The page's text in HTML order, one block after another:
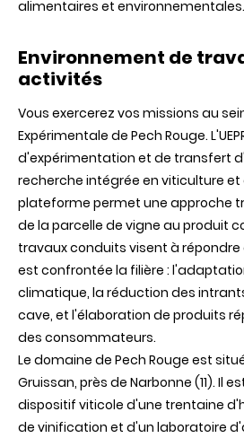
alimentaires et environnementales.
Environnement de
activités
Vous exercerez vos missions au
Expérimentale de Pech Rouge.
d'expérimentation et de transfert
recherche intégrée en viticulture et
plateforme permet une approche
de la parcelle de vigne au produit
travaux conduits visent à
est confrontée la filière :
climatique, la réduction des
cave, et l'élaboration de produits
des consommateurs.
Le domaine de Pech Rouge est
Gruissan, près de Narbonne (11). Il
dispositif viticole d'une trentaine
de vinification et d'un laboratoire